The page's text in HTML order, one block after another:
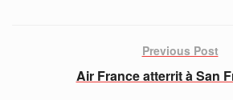
Previous Post
Air France atterrit à San